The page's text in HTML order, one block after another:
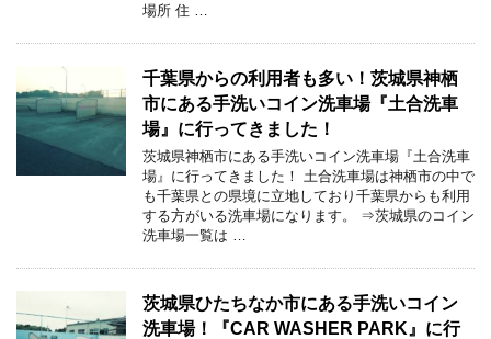
場所 住 …
千葉県からの利用者も多い！茨城県神栖
市にある手洗いコイン洗車場『土合洗車
場』に行ってきました！
茨城県神栖市にある手洗いコイン洗車場『土合洗車
場』に行ってきました！ 土合洗車場は神栖市の中で
も千葉県との県境に立地しており千葉県からも利用
する方がいる洗車場になります。 ⇒茨城県のコイン
洗車場一覧は …
茨城県ひたちなか市にある手洗いコイン
洗車場！『CAR WASHER PARK』に行